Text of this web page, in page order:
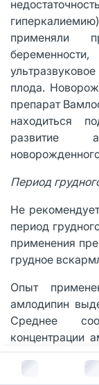
применяли
плода.
препарат
находиться
развитие
Период
Не
период
применения
грудное
Опыт
амлодипин
Среднее
концентрации
кормящей